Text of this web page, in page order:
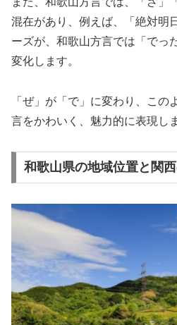
混在があり、例えば、「絶対明
ーズが、和歌山方言では「でっ
変化します。
「ぜ」が「で」に変わり、こ
言をかわいく、魅力的に表現し
和歌山県の地域位置と関